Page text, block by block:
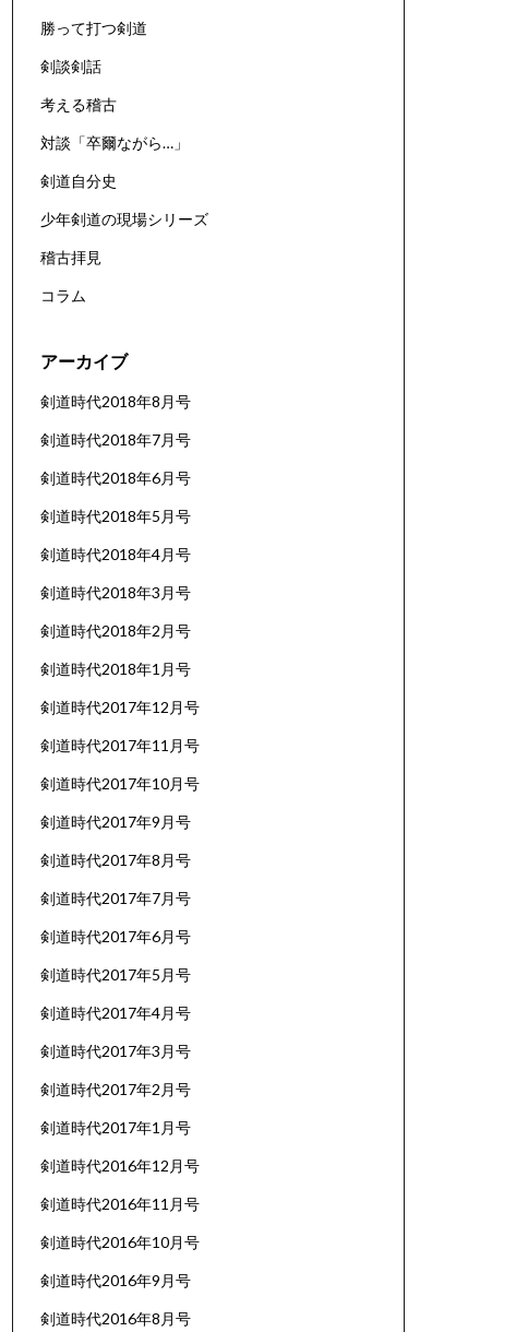
勝って打つ剣道
剣談剣話
考える稽古
対談「卒爾ながら…」
剣道自分史
少年剣道の現場シリーズ
稽古拝見
コラム
アーカイブ
剣道時代2018年8月号
剣道時代2018年7月号
剣道時代2018年6月号
剣道時代2018年5月号
剣道時代2018年4月号
剣道時代2018年3月号
剣道時代2018年2月号
剣道時代2018年1月号
剣道時代2017年12月号
剣道時代2017年11月号
剣道時代2017年10月号
剣道時代2017年9月号
剣道時代2017年8月号
剣道時代2017年7月号
剣道時代2017年6月号
剣道時代2017年5月号
剣道時代2017年4月号
剣道時代2017年3月号
剣道時代2017年2月号
剣道時代2017年1月号
剣道時代2016年12月号
剣道時代2016年11月号
剣道時代2016年10月号
剣道時代2016年9月号
剣道時代2016年8月号